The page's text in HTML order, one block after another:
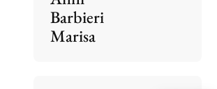
Barbieri
Marisa